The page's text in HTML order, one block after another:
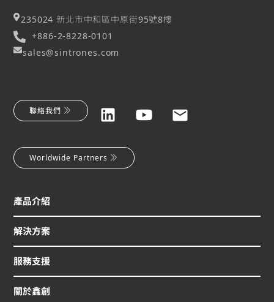
235024 新北市中和區中原街95號8樓
+886-2-8228-0101
sales@sintrones.com
聯絡我們
Worldwide Partners
產品介紹
解決方案
服務支援
關於鑫創